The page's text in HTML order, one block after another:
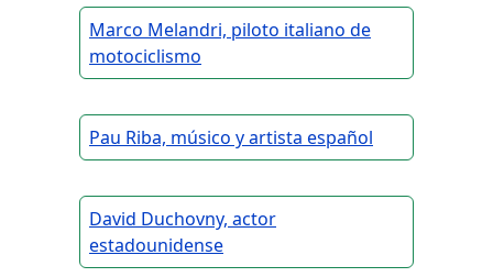
Marco Melandri, piloto italiano de
motociclismo
Pau Riba, músico y artista español
David Duchovny, actor
estadounidense